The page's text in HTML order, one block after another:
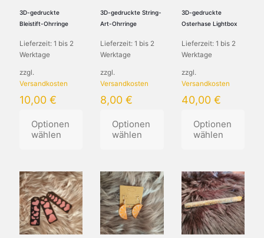
3D-gedruckte
Bleistift-Ohrringe
Lieferzeit: 1 bis 2
Werktage
zzgl.
Versandkosten
10,00 €
Optionen
wählen
3D-gedruckte String-
Art-Ohrringe
Lieferzeit:1 bis 2
Werktage
zzgl.
Versandkosten
8,00€
Optionen
wählen
3D-gedruckte
Osterhase Lightbox
Lieferzeit: 1 bis 2
Werktage
zzgl.
Versandkosten
40,00 €
Optionen
wählen